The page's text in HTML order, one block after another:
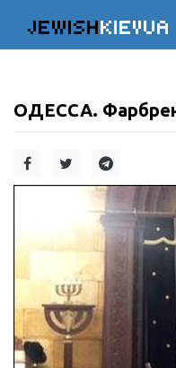
JEWISHKIEVUA
ОДЕССА.